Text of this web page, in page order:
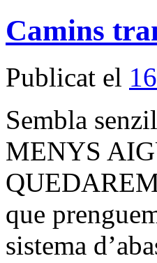
Camins
Publicat el
Sembla
MENYS
que
sistema